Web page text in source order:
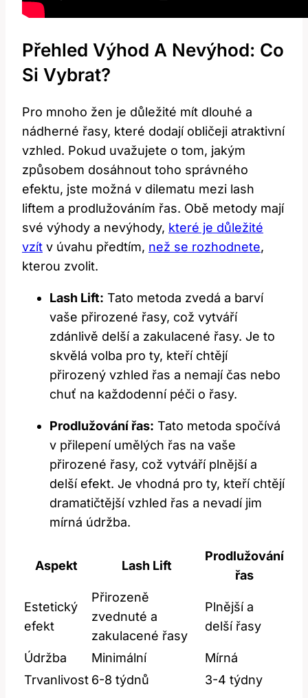
Přehled Výhod A Nevýhod: Co
Si Vybrat?
Pro mnoho žen je důležité mít dlouhé a
nádherné řasy, které dodají obličeji atraktivní
vzhled. Pokud uvažujete o tom, jakým
způsobem dosáhnout toho správného
efektu, jste možná v dilematu mezi lash
liftem a prodlužováním řas. Obě metody mají
své výhody a nevýhody, které je důležité
vzít v úvahu předtím, než se rozhodnete,
kterou zvolit.
Lash Lift: Tato metoda zvedá a barví
vaše přirozené řasy, což vytváří
zdánlivě delší a zakulacené řasy. Je to
skvělá volba pro ty, kteří chtějí
přirozený vzhled řas a nemají čas nebo
chuť na každodenní péči o řasy.
Prodlužování řas: Tato metoda spočívá
v přilepení umělých řas na vaše
přirozené řasy, což vytváří plnější a
delší efekt. Je vhodná pro ty, kteří chtějí
dramatičtější vzhled řas a nevadí jim
mírná údržba.
Aspekt Lash Lift
Prodlužování
řas
Estetický
efekt
Přirozeně
zvednuté a
zakulacené řasy
Plnější a
delší řasy
Údržba Minimální
Mírná
Trvanlivost 6-8 týdnů 3-4 týdny